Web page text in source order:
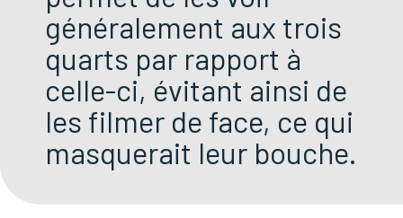
généralement aux trois
quarts par rapport à
celle-ci, évitant ainsi de
les filmer de face, ce qui
masquerait leur bouche.